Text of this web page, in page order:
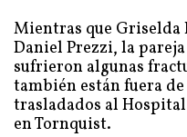
Mientras que Griselda
Daniel Prezzi, la
sufrieron algunas
también están fuera
trasladados al
en Tornquist.